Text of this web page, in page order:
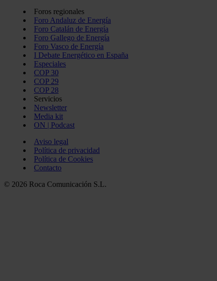
Foros regionales
Foro Andaluz de Energía
Foro Catalán de Energía
Foro Gallego de Energía
Foro Vasco de Energía
I Debate Energético en España
Especiales
COP 30
COP 29
COP 28
Servicios
Newsletter
Media kit
ON | Podcast
Aviso legal
Política de privacidad
Política de Cookies
Contacto
© 2026 Roca Comunicación S.L.